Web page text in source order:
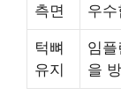
측면
우
턱뼈
유지
임
을